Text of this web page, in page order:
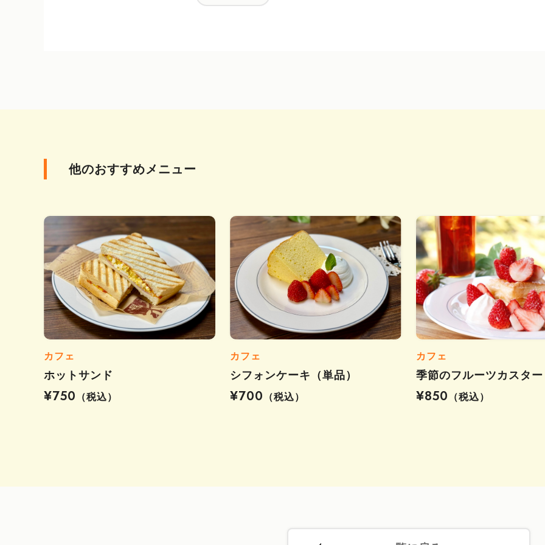
他のおすすめメニュー
カフェ
ホットサンド
¥750
（税込）
カフェ
シフォンケーキ（単品）
¥700
（税込）
カフェ
季節のフルーツカスタ
¥850
（税込）